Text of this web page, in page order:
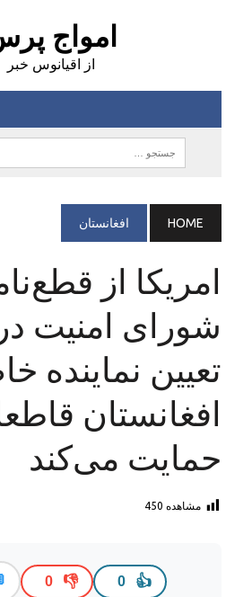
امواج
از اقیانوس خبر
HOME افغانستان
امریکا از
شورای امنیت
تعیین نماینده
افغانستان
حمایت می‌کند
مشاهده 450
👍
0
👎
0